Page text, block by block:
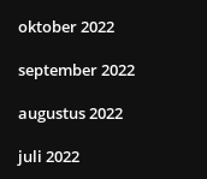
oktober 2022
september 2022
augustus 2022
juli 2022